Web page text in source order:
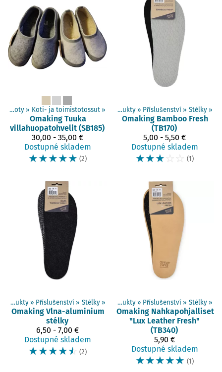
Dospělí boty ‪» Koti- ja toimistotossut ‪»
Omaking Tuuka
villahuopatohvelit (SB185)
30,00 - 35,00 €
Dostupné skladem
☆☆☆☆☆ (2)
Produkty ‪» Příslušenství ‪» Stélky ‪»
Omaking Bamboo Fresh
(TB170)
5,00 - 5,50 €
Dostupné skladem
☆☆☆☆ ☆ (1)
Produkty ‪» Příslušenství ‪» Stélky ‪»
Omaking Vlna-aluminium
stélky
6,50 - 7,00 €
Dostupné skladem
☆☆☆☆☆ (2)
Produkty ‪» Příslušenství ‪» Stélky ‪»
Omaking Nahkapohjalliset
"Lux Leather Fresh"
(TB340)
5,90 €
Dostupné skladem
☆☆☆☆☆ (1)